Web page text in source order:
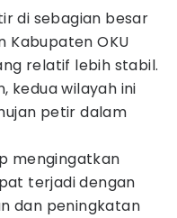
di sebagian besar
Kabupaten OKU
relatif lebih stabil.
kedua wilayah ini
petir dalam
mengingatkan
terjadi dengan
dan peningkatan